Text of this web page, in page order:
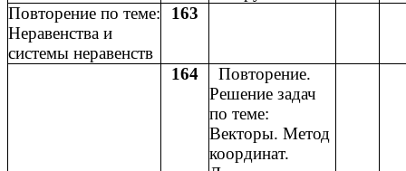
Повторение по теме:
Неравенства и
системы неравенств
163
164
Повторение.
Решение задач
по теме:
Векторы. Метод
координат.